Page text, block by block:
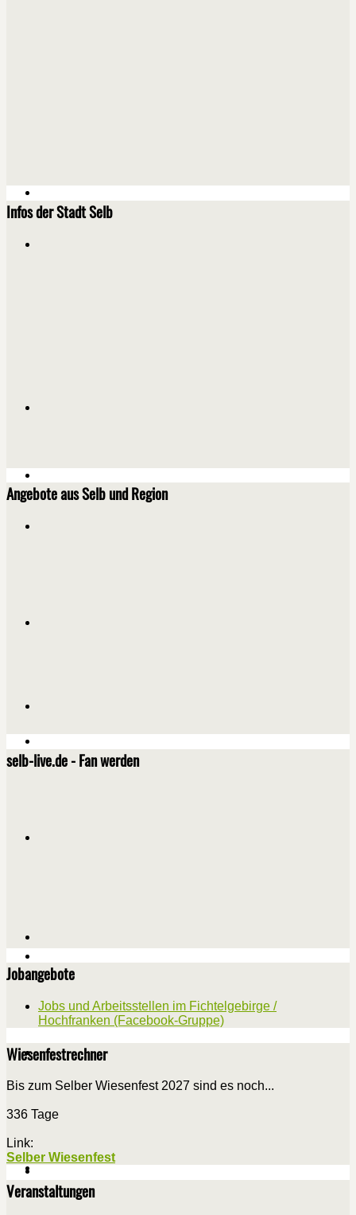
Infos der Stadt Selb
Angebote aus Selb und Region
selb-live.de - Fan werden
Jobangebote
Jobs und Arbeitsstellen im Fichtelgebirge /
Hochfranken (Facebook-Gruppe)
Wiesenfestrechner
Bis zum Selber Wiesenfest 2027 sind es noch...
336 Tage
Link:
Selber Wiesenfest
Veranstaltungen